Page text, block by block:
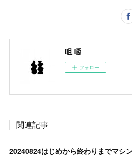
咀 嚼
フォロー
関連記事
20240824はじめから終わりまでマシ